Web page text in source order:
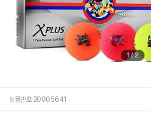
1/2
상품번호 B0005641